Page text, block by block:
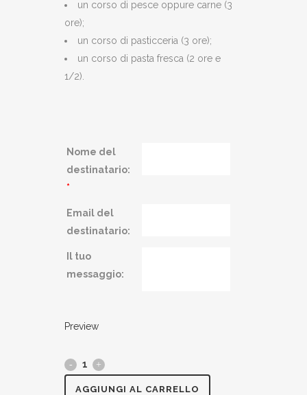
un corso di pesce oppure carne (3
ore);
un corso di pasticceria (3 ore);
un corso di pasta fresca (2 ore e
1/2).
Nome del
destinatario:
*
Email del
destinatario:
Il tuo
messaggio:
Preview
AGGIUNGI AL CARRELLO